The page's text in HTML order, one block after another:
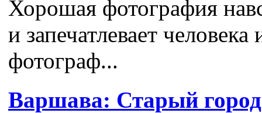
Хорошая фотография
и запечатлевает
фотограф...
Варшава: Старый город